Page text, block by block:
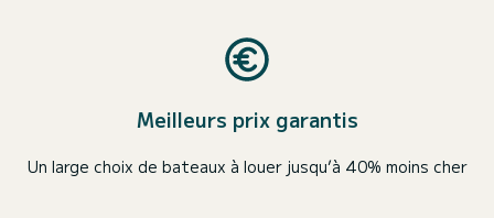
Meilleurs prix garantis
Un large choix de bateaux à louer jusqu’à 40% moins cher